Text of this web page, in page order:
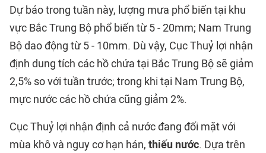
Dự báo trong tuần này, lượng mưa phổ biến tại khu
vực Bắc Trung Bộ phổ biến từ 5 - 20mm; Nam Trung
Bộ dao động từ 5 - 10mm. Dù vậy, Cục Thuỷ lợi nhận
định dung tích các hồ chứa tại Bắc Trung Bộ sẽ giảm
2,5% so với tuần trước; trong khi tại Nam Trung Bộ,
mực nước các hồ chứa cũng giảm 2%.
Cục Thuỷ lợi nhận định cả nước đang đối mặt với
mùa khô và nguy cơ hạn hán, thiếu nước. Dựa trên